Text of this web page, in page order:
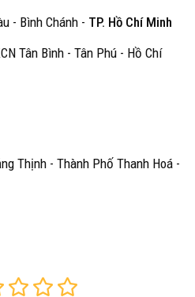
- Bình Chánh - TP. Hồ Chí Minh
Tân Bình - Tân Phú - Hồ Chí
Thịnh - Thành Phố Thanh Hoá -